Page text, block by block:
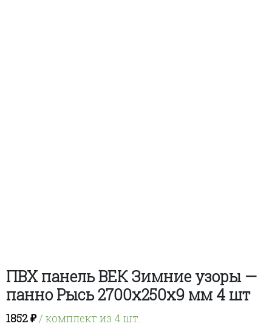
ПВХ панель ВЕК Зимние узоры —
панно Рысь 2700х250х9 мм 4 шт
1852₽/ комплект из 4 шт.